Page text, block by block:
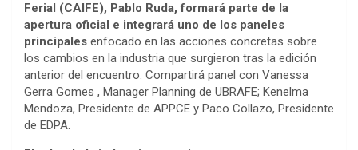
Ferial (CAIFE), Pablo Ruda, formará parte de la
apertura oficial e integrará uno de los paneles
principales enfocado en las acciones concretas sobre
los cambios en la industria que surgieron tras la edición
anterior del encuentro. Compartirá panel con Vanessa
Gerra Gomes , Manager Planning de UBRAFE; Kenelma
Mendoza, Presidente de APPCE y Paco Collazo, Presidente
de EDPA.